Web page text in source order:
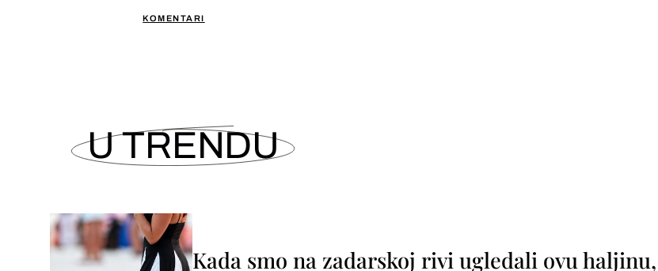
KOMENTARI
U TRENDU
Kada smo na zadarskoj rivi ugledali ovu haljinu,